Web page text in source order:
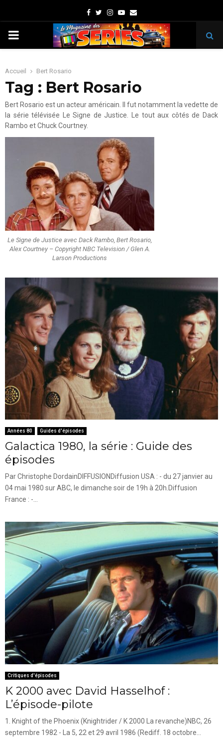
Facebook
TwitterInstagram
Youtube
Email
PRIMARY
Accueil Bert Rosario
Tag : Bert Rosario
Bert Rosario est un acteur américain. Il fut notamment la vedette de
la série télévisée Le Signe de Justice. Le tout aux côtés de Dack
Rambo et Chuck Courtney.
Le Signe de Justice avec Dack Rambo, Bert Rosario,
Alex Courtney – Copyright NBC Television / Glen A.
Larson Productions
Années 80 Guides d'épisodes
Galactica 1980, la série : Guide des
épisodes
Par Christophe DordainDIFFUSIONDiffusion USA : - du 27 janvier au
04 mai 1980 sur ABC, le dimanche soir de 19h à 20h.Diffusion
France : -...
Critiques d'épisodes
K 2000 avec David Hasselhof :
L’épisode-pilote
1. Knight of the Phoenix (Knightrider / K 2000 La revanche)NBC, 26
septembre 1982 - La 5, 22 et 29 avril 1986 (Rediff. 18 octobre...